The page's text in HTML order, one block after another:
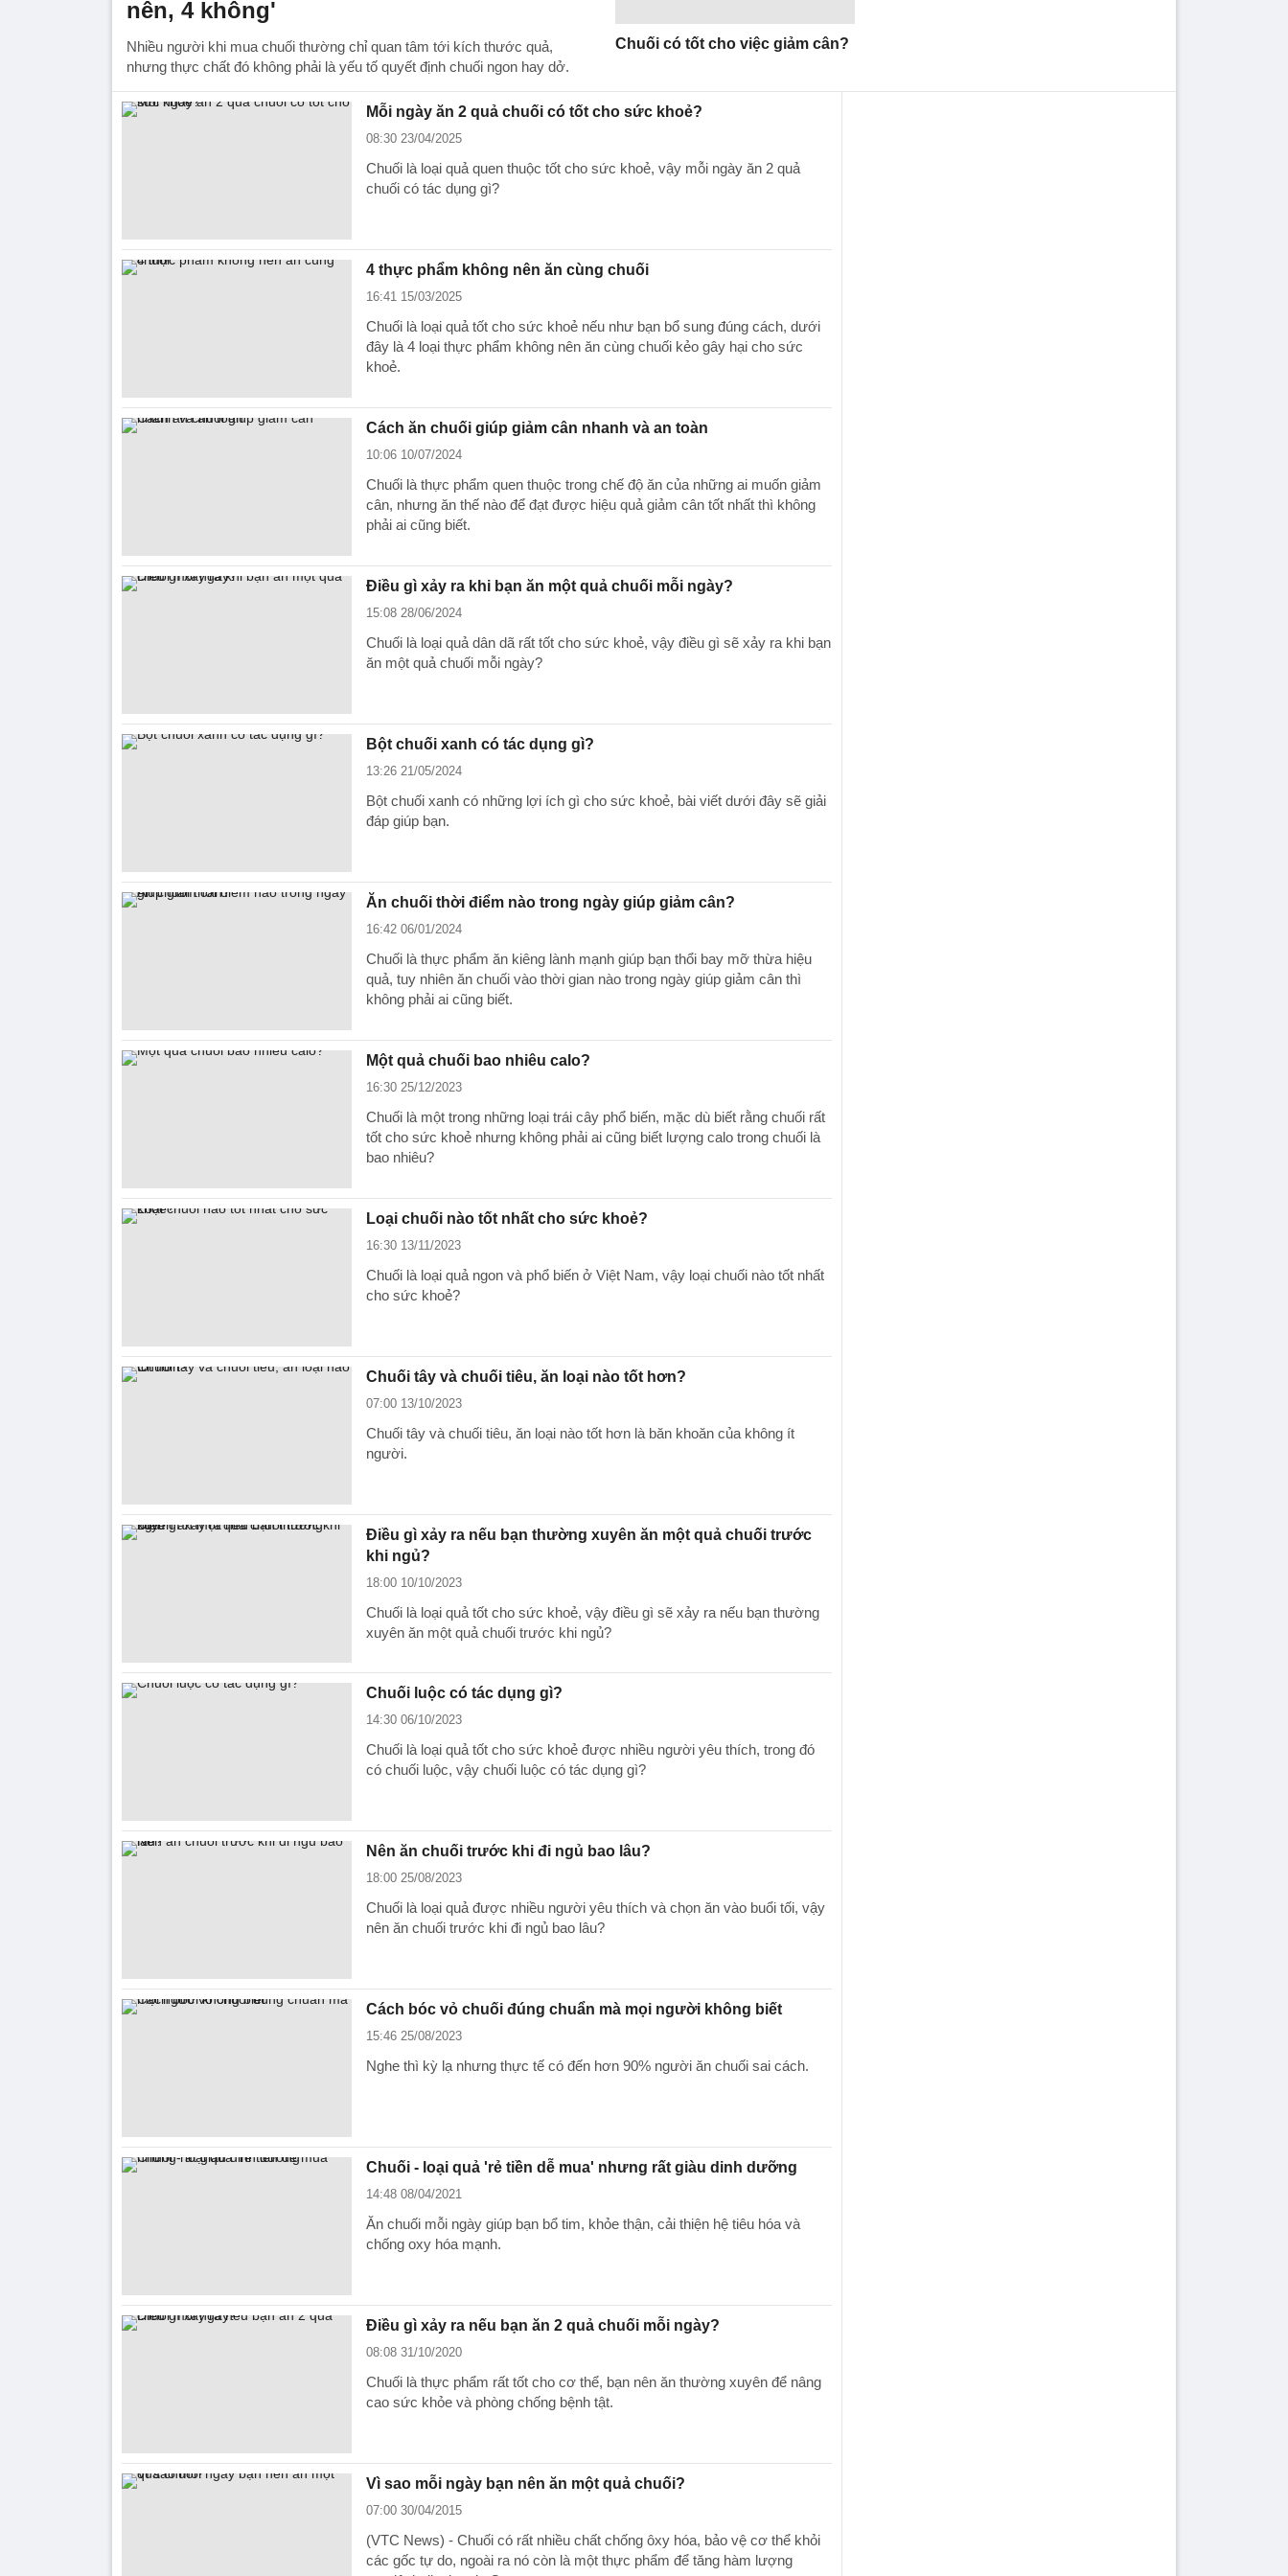
nên, 4 không'
Nhiều người khi mua chuối thường chỉ quan tâm tới kích thước quả,
nhưng thực chất đó không phải là yếu tố quyết định chuối ngon hay dở.
Chuối có tốt cho việc giảm cân?
Mỗi ngày ăn 2 quả chuối có tốt cho sức khoẻ?
08:30 23/04/2025
Chuối là loại quả quen thuộc tốt cho sức khoẻ, vậy mỗi ngày ăn 2 quả
chuối có tác dụng gì?
4 thực phẩm không nên ăn cùng chuối
16:41 15/03/2025
Chuối là loại quả tốt cho sức khoẻ nếu như bạn bổ sung đúng cách, dưới
đây là 4 loại thực phẩm không nên ăn cùng chuối kẻo gây hại cho sức
khoẻ.
Cách ăn chuối giúp giảm cân nhanh và an toàn
10:06 10/07/2024
Chuối là thực phẩm quen thuộc trong chế độ ăn của những ai muốn giảm
cân, nhưng ăn thế nào để đạt được hiệu quả giảm cân tốt nhất thì không
phải ai cũng biết.
Điều gì xảy ra khi bạn ăn một quả chuối mỗi ngày?
15:08 28/06/2024
Chuối là loại quả dân dã rất tốt cho sức khoẻ, vậy điều gì sẽ xảy ra khi bạn
ăn một quả chuối mỗi ngày?
Bột chuối xanh có tác dụng gì?
13:26 21/05/2024
Bột chuối xanh có những lợi ích gì cho sức khoẻ, bài viết dưới đây sẽ giải
đáp giúp bạn.
Ăn chuối thời điểm nào trong ngày giúp giảm cân?
16:42 06/01/2024
Chuối là thực phẩm ăn kiêng lành mạnh giúp bạn thổi bay mỡ thừa hiệu
quả, tuy nhiên ăn chuối vào thời gian nào trong ngày giúp giảm cân thì
không phải ai cũng biết.
Một quả chuối bao nhiêu calo?
16:30 25/12/2023
Chuối là một trong những loại trái cây phổ biến, mặc dù biết rằng chuối rất
tốt cho sức khoẻ nhưng không phải ai cũng biết lượng calo trong chuối là
bao nhiêu?
Loại chuối nào tốt nhất cho sức khoẻ?
16:30 13/11/2023
Chuối là loại quả ngon và phổ biến ở Việt Nam, vậy loại chuối nào tốt nhất
cho sức khoẻ?
Chuối tây và chuối tiêu, ăn loại nào tốt hơn?
07:00 13/10/2023
Chuối tây và chuối tiêu, ăn loại nào tốt hơn là băn khoăn của không ít
người.
Điều gì xảy ra nếu bạn thường xuyên ăn một quả chuối trước
khi ngủ?
18:00 10/10/2023
Chuối là loại quả tốt cho sức khoẻ, vậy điều gì sẽ xảy ra nếu bạn thường
xuyên ăn một quả chuối trước khi ngủ?
Chuối luộc có tác dụng gì?
14:30 06/10/2023
Chuối là loại quả tốt cho sức khoẻ được nhiều người yêu thích, trong đó
có chuối luộc, vậy chuối luộc có tác dụng gì?
Nên ăn chuối trước khi đi ngủ bao lâu?
18:00 25/08/2023
Chuối là loại quả được nhiều người yêu thích và chọn ăn vào buổi tối, vậy
nên ăn chuối trước khi đi ngủ bao lâu?
Cách bóc vỏ chuối đúng chuẩn mà mọi người không biết
15:46 25/08/2023
Nghe thì kỳ lạ nhưng thực tế có đến hơn 90% người ăn chuối sai cách.
Chuối - loại quả 'rẻ tiền dễ mua' nhưng rất giàu dinh dưỡng
14:48 08/04/2021
Ăn chuối mỗi ngày giúp bạn bổ tim, khỏe thận, cải thiện hệ tiêu hóa và
chống oxy hóa mạnh.
Điều gì xảy ra nếu bạn ăn 2 quả chuối mỗi ngày?
08:08 31/10/2020
Chuối là thực phẩm rất tốt cho cơ thể, bạn nên ăn thường xuyên để nâng
cao sức khỏe và phòng chống bệnh tật.
Vì sao mỗi ngày bạn nên ăn một quả chuối?
07:00 30/04/2015
(VTC News) - Chuối có rất nhiều chất chống ôxy hóa, bảo vệ cơ thể khỏi
các gốc tự do, ngoài ra nó còn là một thực phẩm để tăng hàm lượng